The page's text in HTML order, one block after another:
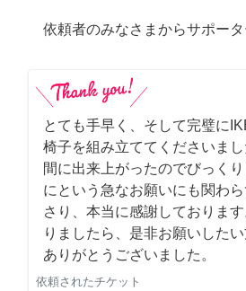
依頼者のみなさまからサポー
とても手早く、そして完璧に
椅子を組み立ててくださいま
間に出来上がったのでびっく
にという急なお願いにも関わ
さり、本当に感謝しておりま
りましたら、是非お願いした
ありがとうございました。
依頼されたチケット